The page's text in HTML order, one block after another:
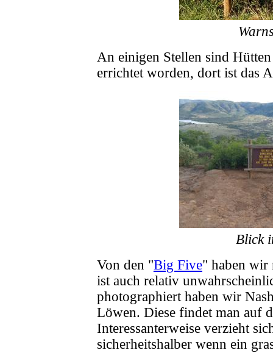
An einigen Stellen sind
errichtet worden, dort ist das
Blick
Von den "Big Five" haben wir
ist auch relativ
photographiert haben wir
Löwen. Diese findet man auf
Interessanterweise verzieht
sicherheitshalber wenn ein